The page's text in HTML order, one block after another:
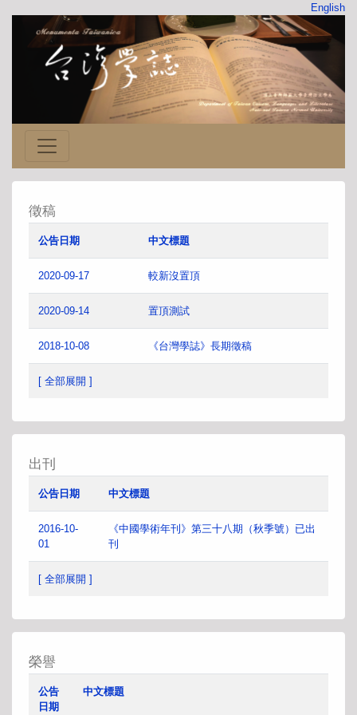
English
徵稿
公告日期 中文標題
2020-09-17 較新沒置頂
2020-09-14 置頂測試
2018-10-08 《台灣學誌》長期徵稿
[ 全部展開 ]
出刊
公告日期 中文標題
2016-10-
01
《中國學術年刊》第三十八期（秋季號）已出
刊
[ 全部展開 ]
榮譽
公告
日期
中文標題